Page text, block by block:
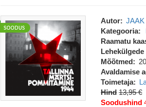
Autor
Kategooria
Raamatu
Lehekülgede
Mõõtmed
Avaldamise
Toimetaja
Hind 13,95 €
Soodushind